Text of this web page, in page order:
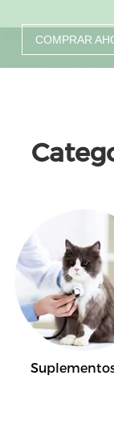
COMPRAR